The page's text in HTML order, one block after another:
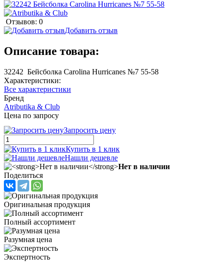
Отзывов: 0
Добавить отзыв
Описание товара:
32242 Бейсболка Carolina Hurricanes №7 55-58
Характеристики:
Все характеристики
Бренд
Atributika & Club
Цена по запросу
Запросить цену
Купить в 1 клик
Нашли дешевле
Нет в наличии
Поделиться
Оригинальная продукция
Полный ассортимент
Разумная цена
Экспертность